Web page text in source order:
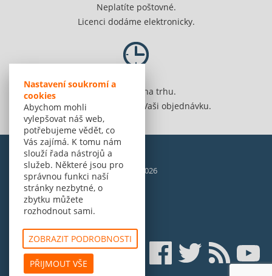
Nastavení soukromí a
cookies
Abychom mohli
vylepšovat náš web,
potřebujeme vědět, co
Vás zajímá. K tomu nám
slouží řada nástrojů a
služeb. Některé jsou pro
správnou funkci naší
stránky nezbytné, o
zbytku můžete
rozhodnout sami.
ZOBRAZIT PODROBNOSTI
PŘIJMOUT VŠE
Neplatíte poštovné.
Licenci dodáme elektronicky.
Jsme 20 let na trhu.
Spolehlivě vyřídíme Vaši objednávku.
© Amenit Software Solutions, 1998 - 2026
Powered bynopCommerce